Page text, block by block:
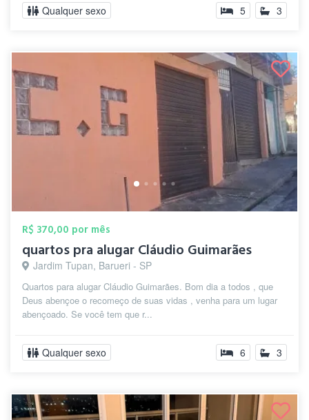
Qualquer sexo 5 3
R$ 370,00 por mês
quartos pra alugar Cláudio Guimarães
Jardim Tupan, Barueri - SP
Quartos para alugar Cláudio Guimarães. Bom dia a todos , que
Deus abençoe o recomeço de suas vidas , venha para um lugar
abençoado. Se você tem que r...
Qualquer sexo 6 3